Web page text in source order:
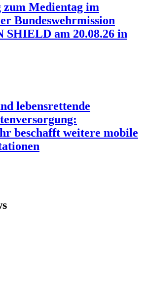
zum Medientag im
Bundeswehrmission
SHIELD am 20.08.26 in
lebensrettende
beschafft weitere mobile